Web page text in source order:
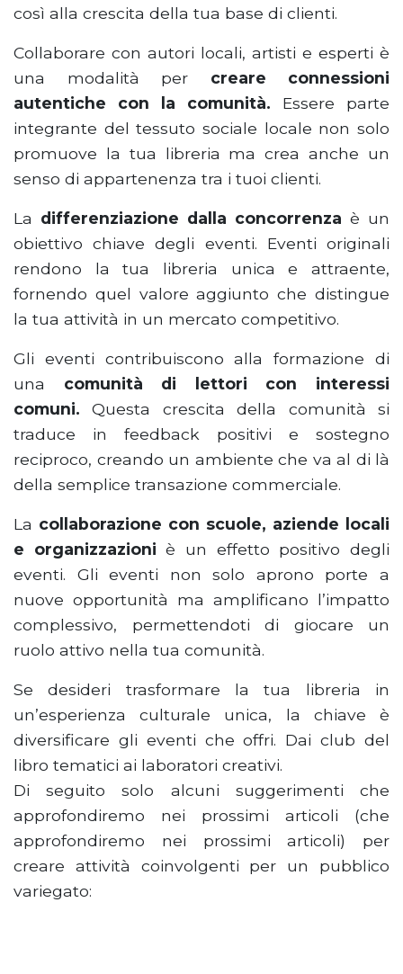
così alla crescita della tua base di clienti.
Collaborare con autori locali, artisti e esperti è
una modalità per creare connessioni
autentiche con la comunità. Essere parte
integrante del tessuto sociale locale non solo
promuove la tua libreria ma crea anche un
senso di appartenenza tra i tuoi clienti.
La differenziazione dalla concorrenza è un
obiettivo chiave degli eventi. Eventi originali
rendono la tua libreria unica e attraente,
fornendo quel valore aggiunto che distingue
la tua attività in un mercato competitivo.
Gli eventi contribuiscono alla formazione di
una comunità di lettori con interessi
comuni. Questa crescita della comunità si
traduce in feedback positivi e sostegno
reciproco, creando un ambiente che va al di là
della semplice transazione commerciale.
La collaborazione con scuole, aziende locali
e organizzazioni è un effetto positivo degli
eventi. Gli eventi non solo aprono porte a
nuove opportunità ma amplificano l’impatto
complessivo, permettendoti di giocare un
ruolo attivo nella tua comunità.
Se desideri trasformare la tua libreria in
un’esperienza culturale unica, la chiave è
diversificare gli eventi che offri. Dai club del
libro tematici ai laboratori creativi.
Di seguito solo alcuni suggerimenti che
approfondiremo nei prossimi articoli (che
approfondiremo nei prossimi articoli) per
creare attività coinvolgenti per un pubblico
variegato: